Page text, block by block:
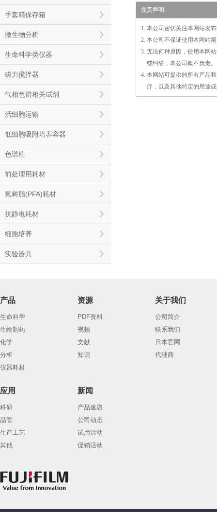
手套箱保存箱
微生物分析
生命科学类仪器
磁力搅拌器
气相色谱相关试剂
活细胞运输
低细胞吸附培养容器
色谱柱
前处理用耗材
氟树脂(PFA)耗材
抗静电耗材
细胞培养
实验器具
免责声明
1. 本公司密切关注本网站发
2. 本公司不保证使用本网站
3. 无论何种原因，使用本网
或纠纷，本公司概不负责。
4. 本网站可提供的所有产品
疗，以及其他特定的用途
产品
生命科学
生物制药
化学
分析
仪器耗材
资源
PDF资料
视频
文献
知识
关于我们
公司简介
联系我们
日本官网
代理商
应用
科研
品管
生产工艺
其他
新闻
产品速递
公司动态
试用活动
促销活动